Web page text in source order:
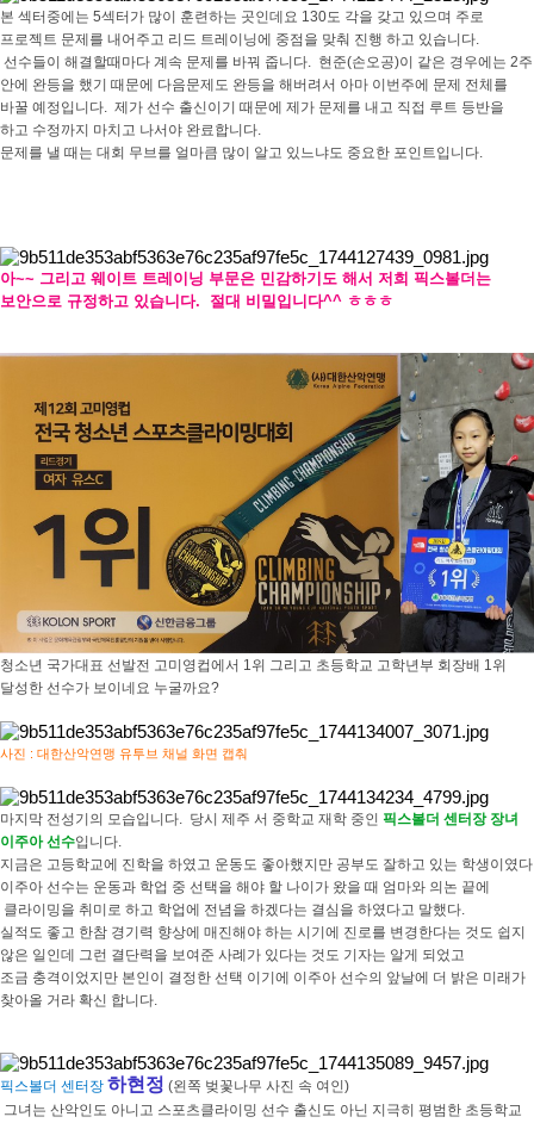
본 섹터중에는 5섹터가 많이 훈련하는 곳인데요 130도 각을 갖고 있으며 주로
프로젝트 문제를 내어주고 리드 트레이닝에 중점을 맞춰 진행 하고 있습니다.
선수들이 해결할때마다 계속 문제를 바꿔 줍니다. 현준(손오공)이 같은 경우에는 2주
안에 완등을 했기 때문에 다음문제도 완등을 해버려서 아마 이번주에 문제 전체를
바꿀 예정입니다. 제가 선수 출신이기 때문에 제가 문제를 내고 직접 루트 등반을
하고 수정까지 마치고 나서야 완료합니다.
문제를 낼 때는 대회 무브를 얼마큼 많이 알고 있느냐도 중요한 포인트입니다.
아~~ 그리고 웨이트 트레이닝 부문은 민감하기도 해서 저희 픽스볼더는
보안으로 규정하고 있습니다. 절대 비밀입니다^^ ㅎㅎㅎ
청소년 국가대표 선발전 고미영컵에서 1위 그리고 초등학교 고학년부 회장배 1위
달성한 선수가 보이네요 누굴까요?
사진 : 대한산악연맹 유투브 채널 화면 캡춰
마지막 전성기의 모습입니다. 당시 제주 서 중학교 재학 중인 픽스볼더 센터장 장녀
이주아 선수입니다.
지금은 고등학교에 진학을 하였고 운동도 좋아했지만 공부도 잘하고 있는 학생이였다
이주아 선수는 운동과 학업 중 선택을 해야 할 나이가 왔을 때 엄마와 의논 끝에
클라이밍을 취미로 하고 학업에 전념을 하겠다는 결심을 하였다고 말했다.
실적도 좋고 한참 경기력 향상에 매진해야 하는 시기에 진로를 변경한다는 것도 쉽지
않은 일인데 그런 결단력을 보여준 사례가 있다는 것도 기자는 알게 되었고
조금 충격이었지만 본인이 결정한 선택 이기에 이주아 선수의 앞날에 더 밝은 미래가
찾아올 거라 확신 합니다.
픽스볼더 센터장 하현정 (왼쪽 벚꽃나무 사진 속 여인)
그녀는 산악인도 아니고 스포츠클라이밍 선수 출신도 아닌 지극히 평범한 초등학교